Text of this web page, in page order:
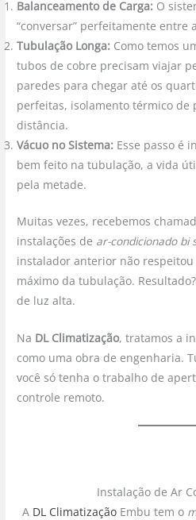
Balanceamento de Carga: O
“conversar” perfeitamente entre
Tubulação Longa: Como temos
tubos de cobre precisam viajar
paredes para chegar até os
perfeitas, isolamento térmico de
distância.
Vácuo no Sistema: Esse passo é
bem feito na tubulação, a vida
pela metade.
Muitas vezes, recebemos
instalações de ar-condicionado bi
instalador anterior não
máximo da tubulação.
de luz alta.
Na DL Climatização, tratamos a
como uma obra de engenharia.
você só tenha o trabalho de
controle remoto.
Instalação de Ar
A DL ClimatizaçãoEmbu tem o